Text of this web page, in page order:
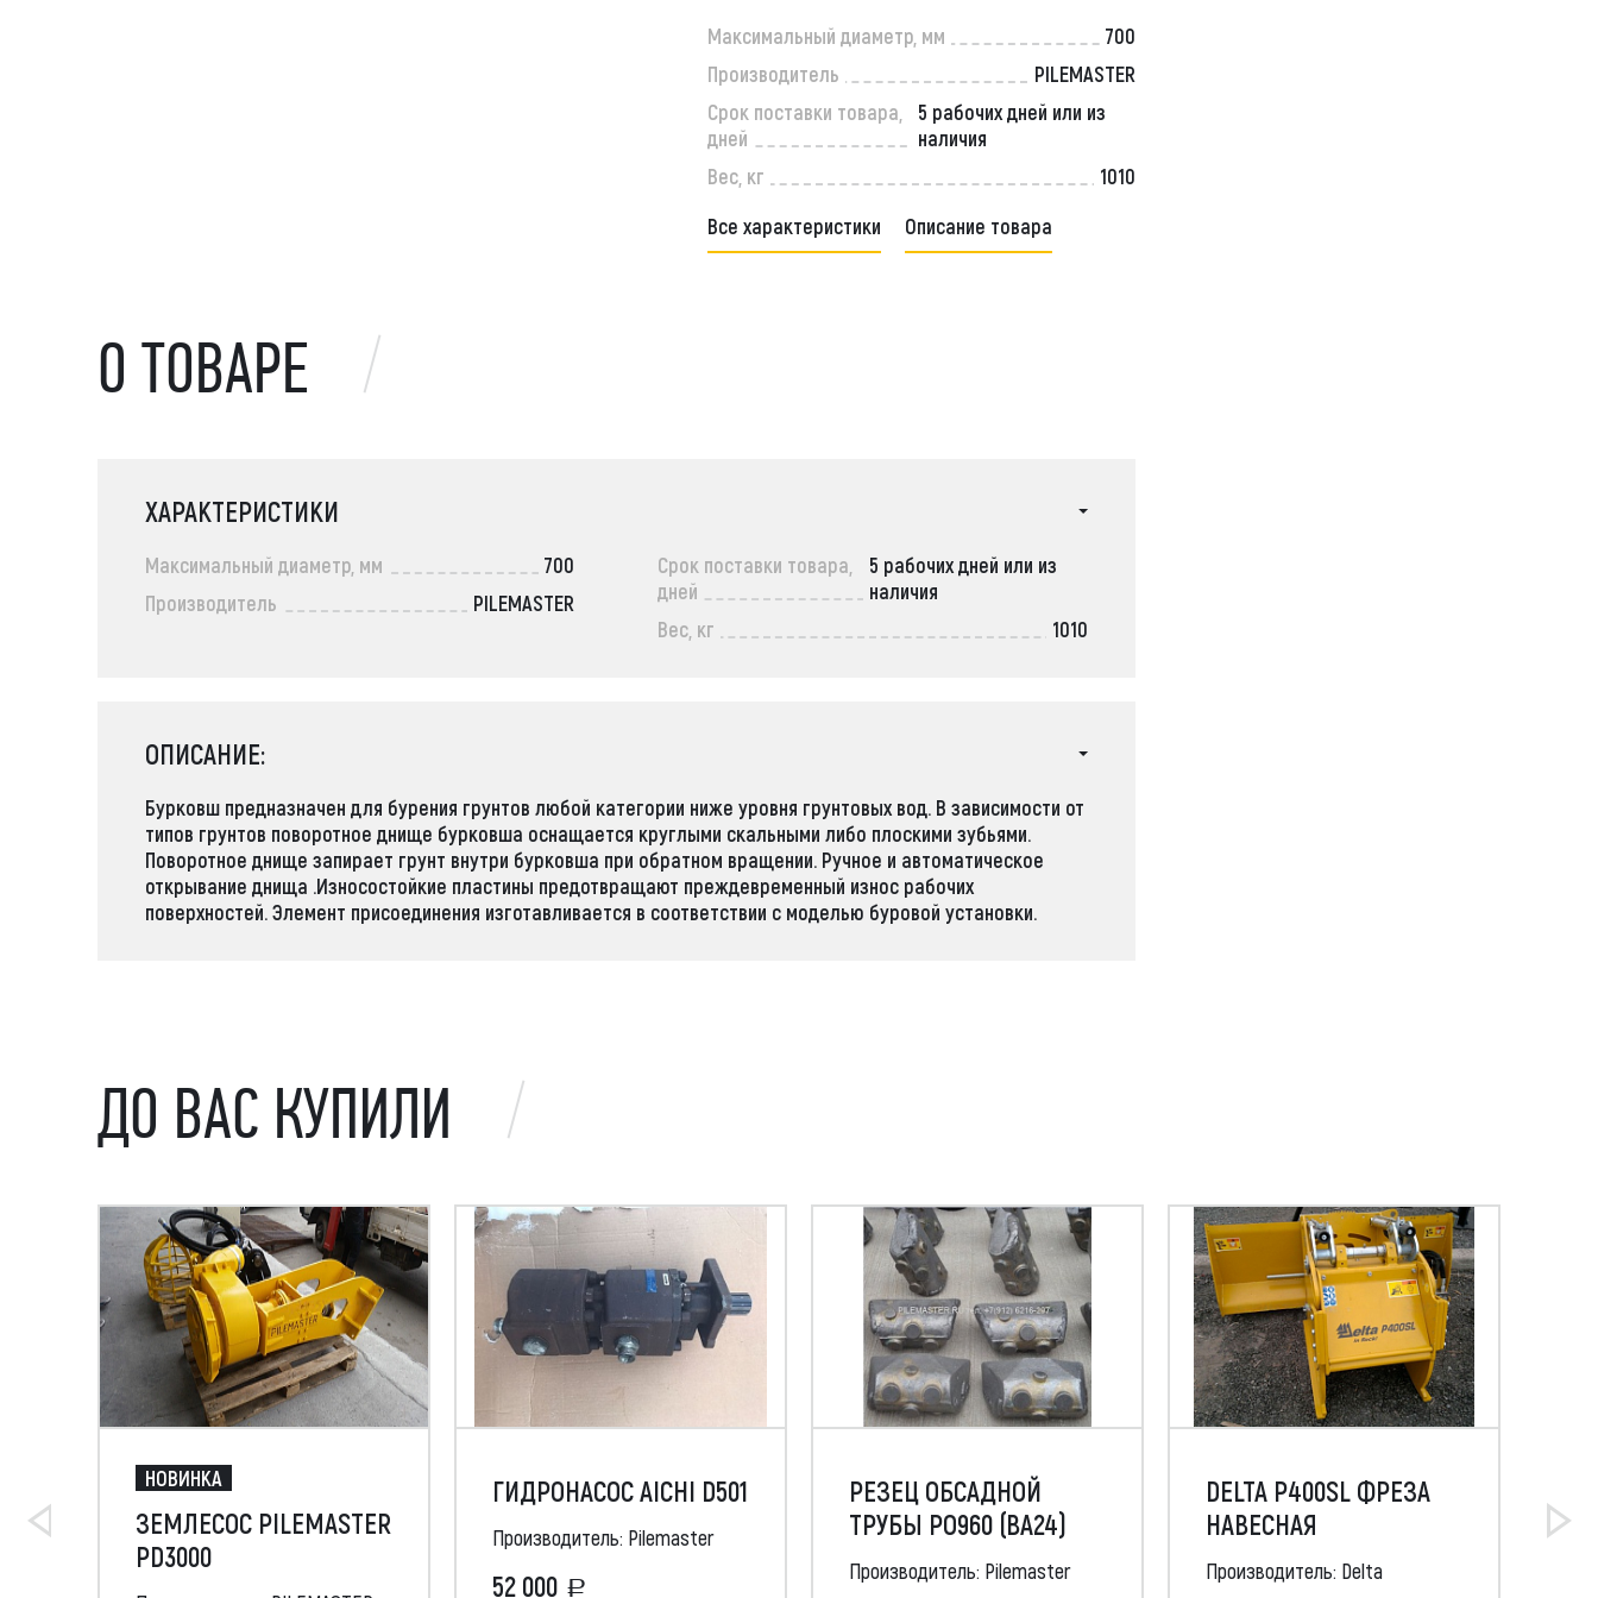
Максимальный диаметр, мм
700
Производитель
PILEMASTER
Срок поставки товара,
дней
5 рабочих дней или из
наличия
Вес, кг
1010
Все характеристики
Описание товара
О ТОВАРЕ
ХАРАКТЕРИСТИКИ
Максимальный диаметр, мм
700
Производитель
PILEMASTER
Срок поставки товара,
дней
5 рабочих дней или из
наличия
Вес, кг
1010
ОПИСАНИЕ:
Бурковш предназначен для бурения грунтов любой категории ниже уровня грунтовых вод. В зависимости от
типов грунтов поворотное днище бурковша оснащается круглыми скальными либо плоскими зубьями.
Поворотное днище запирает грунт внутри бурковша при обратном вращении. Ручное и автоматическое
открывание днища .Износостойкие пластины предотвращают преждевременный износ рабочих
поверхностей. Элемент присоединения изготавливается в соответствии с моделью буровой установки.
ДО ВАС КУПИЛИ
НОВИНКА
ЗЕМЛЕСОС PILEMASTER
PD3000
ГИДРОНАСОС AICHI D501
Производитель: Pilemaster
52 000
РЕЗЕЦ ОБСАДНОЙ
ТРУБЫ РО960 (ВА24)
Производитель: Pilemaster
DELTA P400SL ФРЕЗА
НАВЕСНАЯ
Производитель: Delta
AF